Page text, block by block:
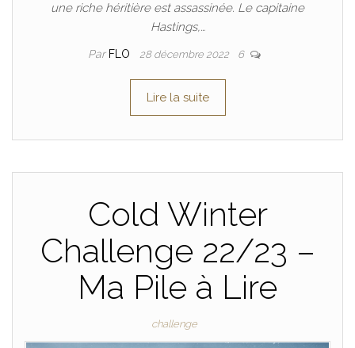
une riche héritière est assassinée. Le capitaine
Hastings,…
Par FLO 28 décembre 2022 6
Lire la suite
Cold Winter
Challenge 22/23 –
Ma Pile à Lire
challenge